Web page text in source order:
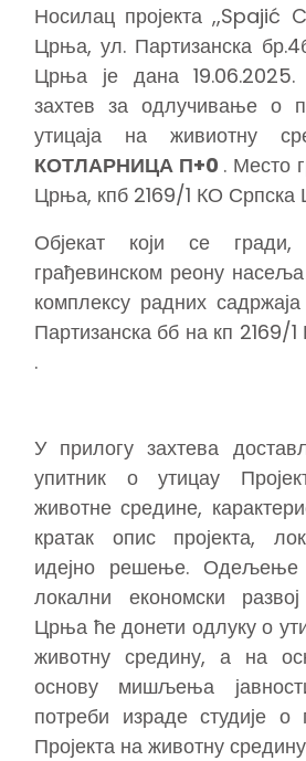
Носилац пројекта ,,Spajić
Црња, ул. Партизанска
Црња је дана 19.06.2025.
захтев за одлучивање о
утицаја на живиотну
КОТЛАРНИЦА П+0 . Место
Црња, кпб 2169/1 КО Српска
Објекат који се
грађевинском реону
комплексу радних
Партизанска бб на кп
.
У прилогу захтева
упитник о утицау
животне средине,
кратак опис пројекта,
идејно решење.
локални економски
Црња ће донети одлуку о
животну средину, а на
основу мишљења
потреби израде студије о
Пројекта на животну